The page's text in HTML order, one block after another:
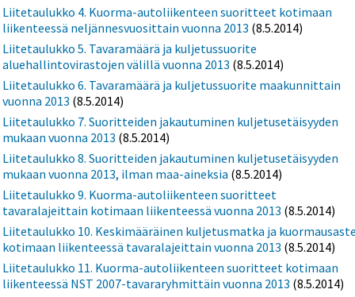
Liitetaulukko 4. Kuorma-autoliikenteen suoritteet kotimaan
liikenteessä neljännesvuosittain vuonna 2013 (8.5.2014)
Liitetaulukko 5. Tavaramäärä ja kuljetussuorite
aluehallintovirastojen välillä vuonna 2013 (8.5.2014)
Liitetaulukko 6. Tavaramäärä ja kuljetussuorite maakunnittain
vuonna 2013 (8.5.2014)
Liitetaulukko 7. Suoritteiden jakautuminen kuljetusetäisyyden
mukaan vuonna 2013 (8.5.2014)
Liitetaulukko 8. Suoritteiden jakautuminen kuljetusetäisyyden
mukaan vuonna 2013, ilman maa-aineksia (8.5.2014)
Liitetaulukko 9. Kuorma-autoliikenteen suoritteet
tavaralajeittain kotimaan liikenteessä vuonna 2013 (8.5.2014)
Liitetaulukko 10. Keskimääräinen kuljetusmatka ja
kotimaan liikenteessä tavaralajeittain vuonna 2013 (8.5.2014)
Liitetaulukko 11. Kuorma-autoliikenteen suoritteet kotimaan
liikenteessä NST 2007-tavararyhmittäin vuonna 2013 (8.5.2014)